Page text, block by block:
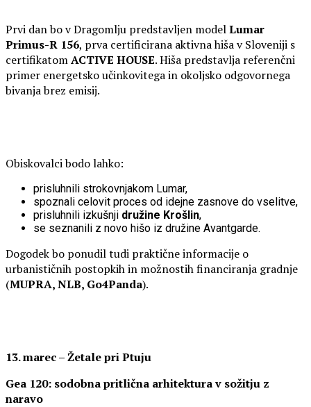
Prvi dan bo v Dragomlju predstavljen modelLumar
Primus-R 156, prva certificirana aktivna hiša v Sloveniji s
certifikatomACTIVE HOUSE. Hiša predstavlja referenčni
primer energetsko učinkovitega in okoljsko odgovornega
bivanja brez emisij.
Obiskovalci bodo lahko:
prisluhnili strokovnjakom Lumar,
spoznali celovit proces od idejne zasnove do vselitve,
prisluhnili izkušnji družine Krošlin,
se seznanili z novo hišo iz družine Avantgarde.
Dogodek bo ponudil tudi praktične informacije o
urbanističnih postopkih in možnostih financiranja gradnje
(MUPRA, NLB, Go4Panda).
13. marec – Žetale pri Ptuju
Gea 120: sodobna pritlična arhitektura v sožitju z
naravo